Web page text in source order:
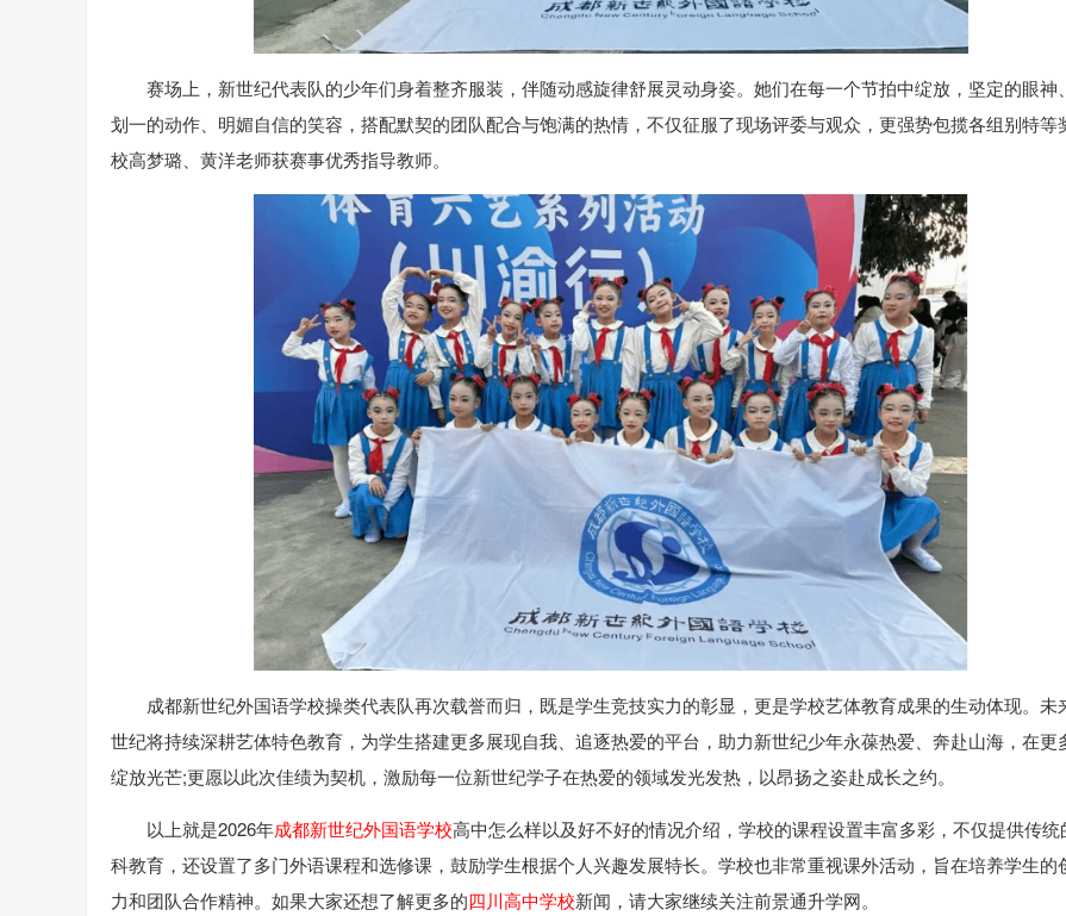
赛场上，新世纪代表队的少年们身着整齐服装，伴随动感旋律舒展灵动身姿。她们在每一个节拍中绽放，坚定的眼神
划一的动作、明媚自信的笑容，搭配默契的团队配合与饱满的热情，不仅征服了现场评委与观众，更强势包揽各组别特等
校高梦璐、黄洋老师获赛事优秀指导教师。
成都新世纪外国语学校操类代表队再次载誉而归，既是学生竞技实力的彰显，更是学校艺体教育成果的生动体现。未
世纪将持续深耕艺体特色教育，为学生搭建更多展现自我、追逐热爱的平台，助力新世纪少年永葆热爱、奔赴山海，在更
绽放光芒;更愿以此次佳绩为契机，激励每一位新世纪学子在热爱的领域发光发热，以昂扬之姿赴成长之约。
以上就是2026年成都新世纪外国语学校高中怎么样以及好不好的情况介绍，学校的课程设置丰富多彩，不仅提供传统
科教育，还设置了多门外语课程和选修课，鼓励学生根据个人兴趣发展特长。学校也非常重视课外活动，旨在培养学生的
力和团队合作精神。如果大家还想了解更多的四川高中学校新闻，请大家继续关注前景通升学网。